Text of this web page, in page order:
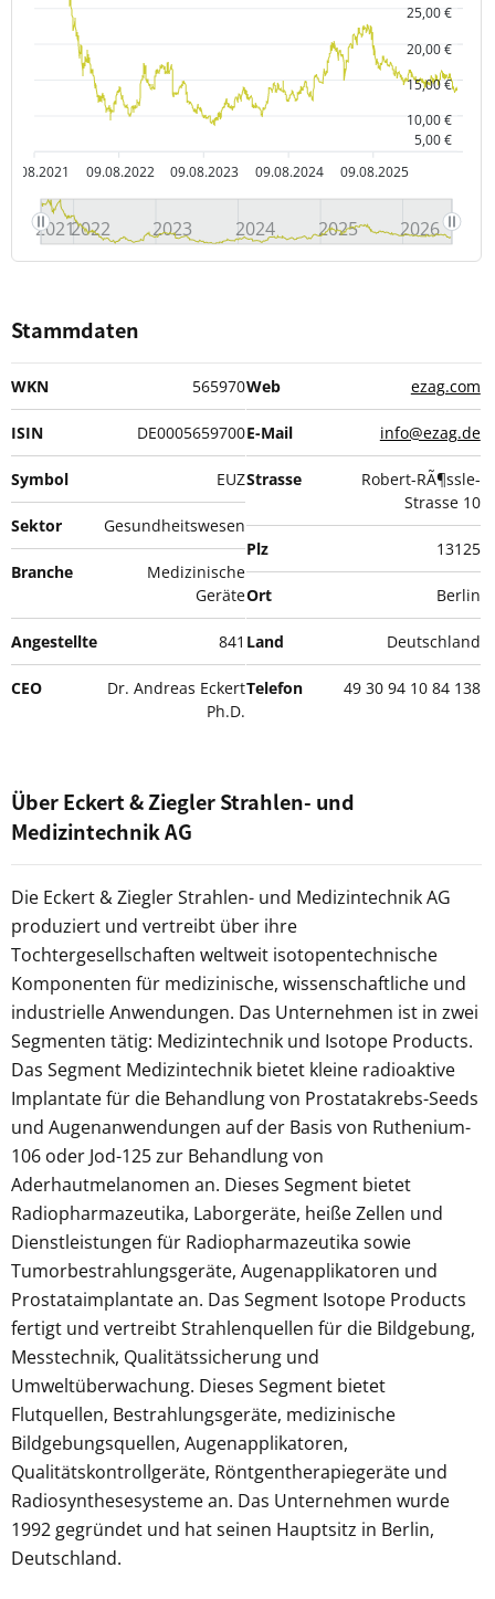
09.08.2021 09.08.2022 09.08.2023 09.08.2024 09.08.2025
5,00 €
10,00 €
15,00 €
20,00 €
25,00 €
20212022 2023 2024 2025 2026
Stammdaten
WKN 565970
ISIN DE0005659700
Symbol EUZ
Sektor Gesundheitswesen
Branche
Medizinische
Geräte
Angestellte 841
CEO
Dr. Andreas Eckert
Ph.D.
Web ezag.com
E-Mail info@ezag.de
Strasse
Robert-RÃ¶ssle-
Strasse 10
Plz 13125
Ort Berlin
Land Deutschland
Telefon 49 30 94 10 84 138
Über Eckert & Ziegler Strahlen- und
Medizintechnik AG
Die Eckert & Ziegler Strahlen- und Medizintechnik AG
produziert und vertreibt über ihre
Tochtergesellschaften weltweit isotopentechnische
Komponenten für medizinische, wissenschaftliche und
industrielle Anwendungen. Das Unternehmen ist in zwei
Segmenten tätig: Medizintechnik und Isotope Products.
Das Segment Medizintechnik bietet kleine radioaktive
Implantate für die Behandlung von Prostatakrebs-Seeds
und Augenanwendungen auf der Basis von Ruthenium-
106 oder Jod-125 zur Behandlung von
Aderhautmelanomen an. Dieses Segment bietet
Radiopharmazeutika, Laborgeräte, heiße Zellen und
Dienstleistungen für Radiopharmazeutika sowie
Tumorbestrahlungsgeräte, Augenapplikatoren und
Prostataimplantate an. Das Segment Isotope Products
fertigt und vertreibt Strahlenquellen für die Bildgebung,
Messtechnik, Qualitätssicherung und
Umweltüberwachung. Dieses Segment bietet
Flutquellen, Bestrahlungsgeräte, medizinische
Bildgebungsquellen, Augenapplikatoren,
Qualitätskontrollgeräte, Röntgentherapiegeräte und
Radiosynthesesysteme an. Das Unternehmen wurde
1992 gegründet und hat seinen Hauptsitz in Berlin,
Deutschland.